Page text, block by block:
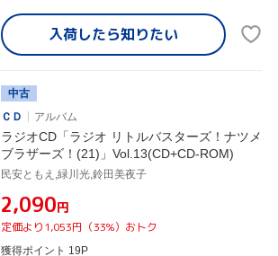
入荷したら知りたい
中古
ＣＤ
アルバム
ラジオCD「ラジオ リトルバスターズ！ナツメ
ブラザーズ！(21)」Vol.13(CD+CD-ROM)
民安ともえ,緑川光,鈴田美夜子
¥2,090円
定価より1,053円（33%）おトク
獲得ポイント 19P